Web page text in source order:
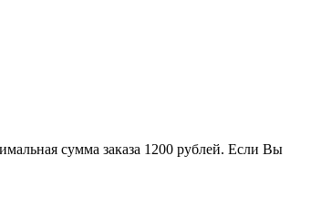
сумма заказа 1200 рублей. Если Вы